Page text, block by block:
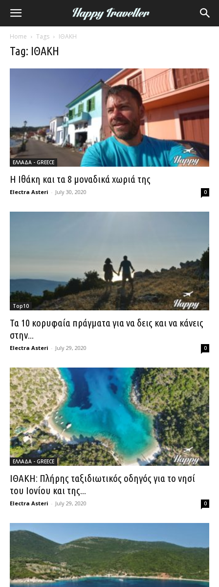
Home Tags ΙΘΑΚΗ
Tag: ΙΘΑΚΗ
ΕΛΛΑΔΑ - GREECE
Η Ιθάκη και τα 8 μοναδικά χωριά της
Electra Asteri - July 30, 2020 0
Top10
Τα 10 κορυφαία πράγματα για να δεις και να κάνεις
στην...
Electra Asteri - July 29, 2020 0
ΕΛΛΑΔΑ - GREECE
ΙΘΑΚΗ: Πλήρης ταξιδιωτικός οδηγός για το νησί
του Ιονίου και της...
Electra Asteri - July 29, 2020 0